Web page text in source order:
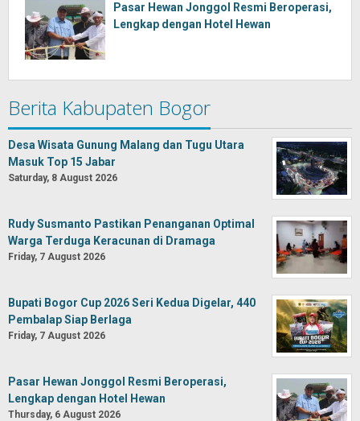
Pasar Hewan Jonggol Resmi Beroperasi,
Lengkap dengan Hotel Hewan
Berita Kabupaten Bogor
Desa Wisata Gunung Malang dan Tugu Utara
Masuk Top 15 Jabar
Saturday, 8 August 2026
Rudy Susmanto Pastikan Penanganan Optimal
Warga Terduga Keracunan di Dramaga
Friday, 7 August 2026
Bupati Bogor Cup 2026 Seri Kedua Digelar, 440
Pembalap Siap Berlaga
Friday, 7 August 2026
Pasar Hewan Jonggol Resmi Beroperasi,
Lengkap dengan Hotel Hewan
Thursday, 6 August 2026